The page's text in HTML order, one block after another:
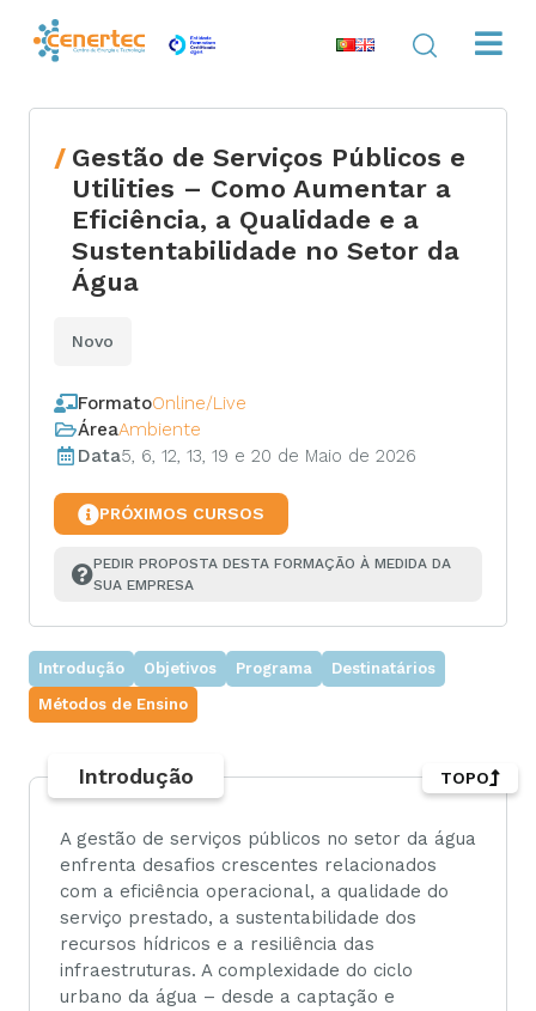
Gestão de Serviços Públicos e
Utilities – Como Aumentar a
Eficiência, a Qualidade e a
Sustentabilidade no Setor da
Água
Novo
FormatoOnline/Live
ÁreaAmbiente
Data5, 6, 12, 13, 19 e 20 de Maio de 2026
PRÓXIMOS CURSOS
PEDIR PROPOSTA DESTA FORMAÇÃO À MEDIDA DA
SUA EMPRESA
Introdução Objetivos Programa
Destinatários
Métodos de Ensino
Introdução
A gestão de serviços públicos no setor da água
enfrenta desafios crescentes relacionados
com a eficiência operacional, a qualidade do
serviço prestado, a sustentabilidade dos
recursos hídricos e a resiliência das
infraestruturas. A complexidade do ciclo
urbano da água – desde a captação e
TOPO